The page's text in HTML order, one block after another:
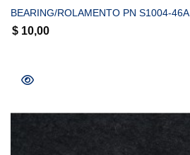
BEARING/ROLAMENTO PN S1004-46A
$ 10,00